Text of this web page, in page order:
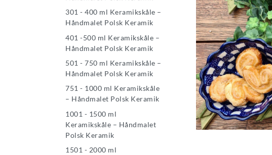
301 - 400 ml Keramikskåle –
Håndmalet Polsk Keramik
401 -500 ml Keramikskåle –
Håndmalet Polsk Keramik
501 - 750 ml Keramikskåle –
Håndmalet Polsk Keramik
751 - 1000 ml Keramikskåle
– Håndmalet Polsk Keramik
1001 - 1500 ml
Keramikskåle – Håndmalet
Polsk Keramik
1501 - 2000 ml